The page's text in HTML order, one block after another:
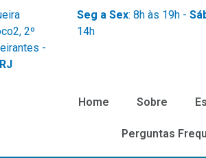
2º
-
Seg a Sex: 8h às 19h -
14h
Home Sobre
Perguntas